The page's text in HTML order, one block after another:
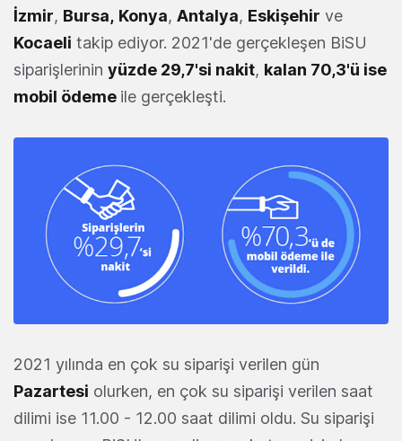
İzmir, Bursa, Konya, Antalya, Eskişehir ve
Kocaeli takip ediyor. 2021'de gerçekleşen BiSU
siparişlerinin yüzde 29,7'si nakit, kalan 70,3'ü ise
mobil ödeme ile gerçekleşti.
2021 yılında en çok su siparişi verilen gün
Pazartesi olurken, en çok su siparişi verilen saat
dilimi ise 11.00 - 12.00 saat dilimi oldu. Su siparişi